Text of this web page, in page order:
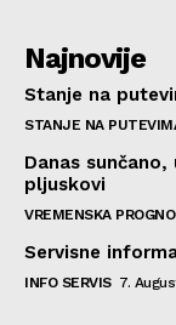
Najnovije
Stanje na
STANJE NA
Danas
pljuskovi
VREMENSKA
Servisne
INFO SERVIS 7.